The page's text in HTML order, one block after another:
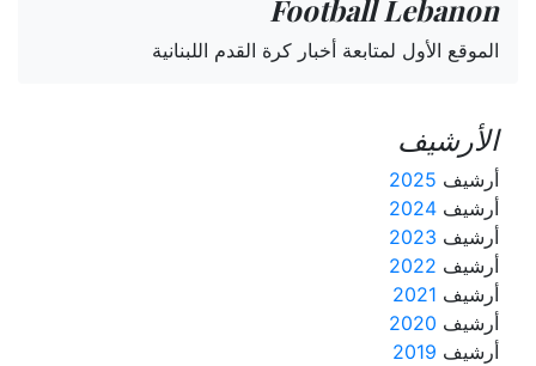
Football Lebanon
الموقع الأول لمتابعة أخبار كرة القدم اللبنانية
الأرشيف
أرشيف 2025
أرشيف 2024
أرشيف 2023
أرشيف 2022
أرشيف 2021
أرشيف 2020
أرشيف 2019